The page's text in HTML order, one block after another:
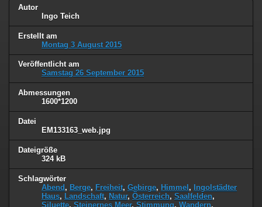
Autor
Ingo Teich
Erstellt am
Montag 3 August 2015
Veröffentlicht am
Samstag 26 September 2015
Abmessungen
1600*1200
Datei
EM133163_web.jpg
Dateigröße
324 kB
Schlagwörter
Abend , Berge, Freiheit, Gebirge, Himmel ,
Ingolstädter
Haus, Landschaft, Natur, Österreich, Saalfelden,
Siluette, Steinernes Meer, Stimmung, Wandern,